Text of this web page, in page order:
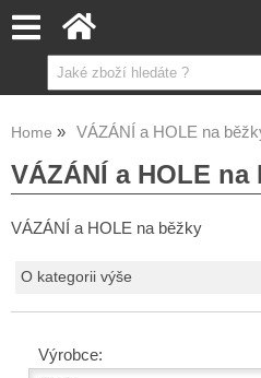
Home VÁZÁNÍ a HOLE na
VÁZÁNÍ a HOLE na
VÁZÁNÍ a HOLE na běžky
O kategorii výše
Výrobce: